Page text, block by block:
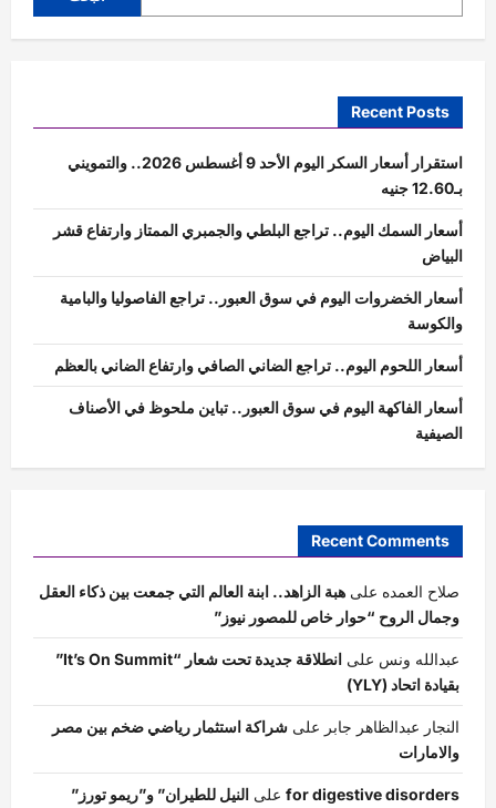
Recent Posts
استقرار أسعار السكر اليوم الأحد 9 أغسطس 2026.. والتمويني
بـ12.60 جنيه
أسعار السمك اليوم.. تراجع البلطي والجمبري الممتاز وارتفاع قشر
البياض
أسعار الخضروات اليوم في سوق العبور.. تراجع الفاصوليا والبامية
والكوسة
أسعار اللحوم اليوم.. تراجع الضاني الصافي وارتفاع الضاني بالعظم
أسعار الفاكهة اليوم في سوق العبور.. تباين ملحوظ في الأصناف
الصيفية
Recent Comments
صلاح العمده على هبة الزاهد.. ابنة العالم التي جمعت بين ذكاء العقل
وجمال الروح “حوار خاص للمصور نيوز”
عبدالله ونس على
انطلاقة جديدة تحت شعار “It’s On Summit”
بقيادة اتحاد (YLY)
النجار عبدالظاهر جابر على شراكة استثمار رياضي ضخم بين مصر
والامارات
for digestive disorders على النيل للطيران” و”ريمو تورز”